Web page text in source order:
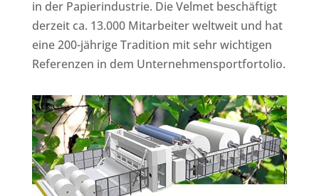
in der Papierindustrie. Die Velmet beschäftigt
derzeit ca. 13.000 Mitarbeiter weltweit und hat
eine 200-jährige Tradition mit sehr wichtigen
Referenzen in dem Unternehmensportfortolio.